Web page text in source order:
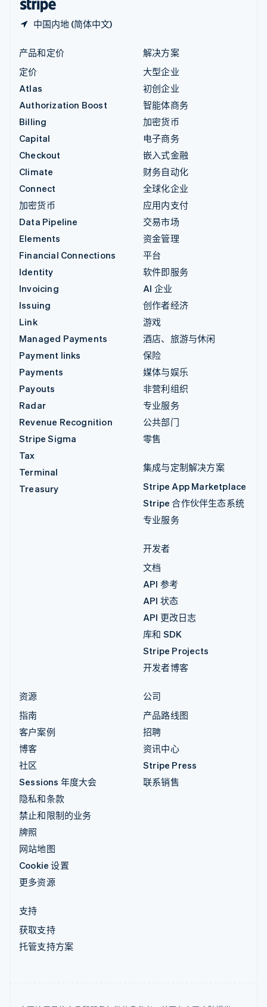
中国内地 (简体中文)
产品和定价
定价
Atlas
Authorization Boost
Billing
Capital
Checkout
Climate
Connect
加密货币
Data Pipeline
Elements
Financial Connections
Identity
Invoicing
Issuing
Link
Managed Payments
Payment links
Payments
Payouts
Radar
Revenue Recognition
Stripe Sigma
Tax
Terminal
Treasury
解决方案
大型企业
初创企业
智能体商务
加密货币
电子商务
嵌入式金融
财务自动化
全球化企业
应用内支付
交易市场
资金管理
平台
软件即服务
AI 企业
创作者经济
游戏
酒店、旅游与休闲
保险
媒体与娱乐
非营利组织
专业服务
公共部门
零售
集成与定制解决方案
Stripe App Marketplace
Stripe 合作伙伴生态系统
专业服务
开发者
文档
API 参考
API 状态
API 更改日志
库和 SDK
Stripe Projects
开发者博客
资源
指南
客户案例
博客
社区
Sessions 年度大会
隐私和条款
禁止和限制的业务
牌照
网站地图
Cookie 设置
更多资源
公司
产品路线图
招聘
资讯中心
Stripe Press
联系销售
支持
获取支持
托管支持方案